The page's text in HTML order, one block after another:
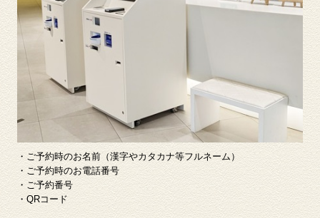
・ご予約時のお名前（漢字やカタカナ等フルネーム）
・ご予約時のお電話番号
・ご予約番号
・QRコード